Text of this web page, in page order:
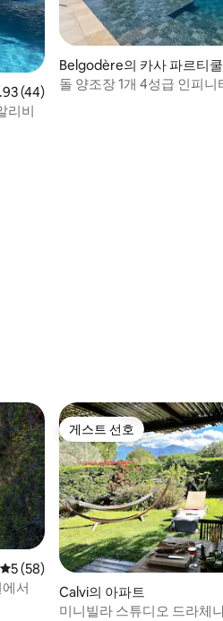
4.93점(5점 만점), 후기 44개
(44)
리비
Belgodère의 카사 파르티쿨
르
돌 양조장 1개 4성급 인피니
평점 5점(5점 만점), 후기 58개
5 (58)
서
게스트 선호
게스트 선호
Calvi의 아파트
미니빌라 스튜디오 드라체